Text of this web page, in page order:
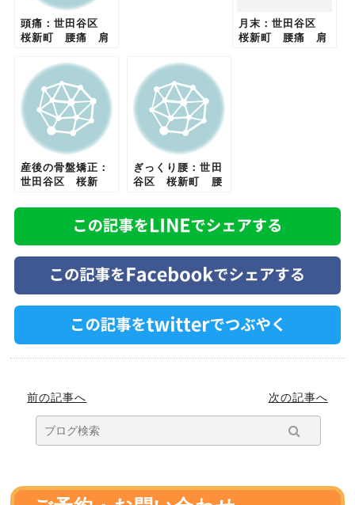
頭痛：世田谷区
桜新町 腰痛 肩
ぎっくり腰 めま
い 妊婦
月末：世田谷区
桜新町 腰痛 肩
産後の骨盤矯正：
世田谷区 桜新
り 頭痛 ぎっく
り腰 めまい ダ
ぎっくり腰：世田
谷区 桜新町 腰
体 骨盤矯正 外
反母趾 頭痛
前の記事へ 次の記事へ